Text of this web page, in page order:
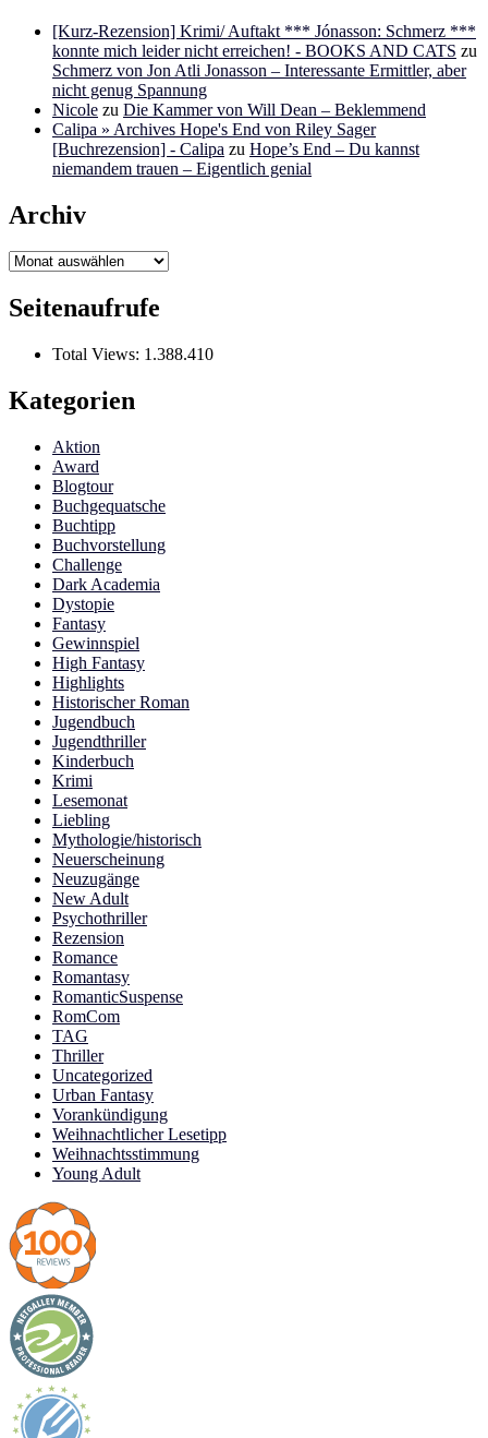
[Kurz-Rezension] Krimi/ Auftakt *** Jónasson: Schmerz ***
konnte mich leider nicht erreichen! - BOOKS AND CATS zu
Schmerz von Jon Atli Jonasson – Interessante Ermittler, aber
nicht genug Spannung
Nicole zu Die Kammer von Will Dean – Beklemmend
Calipa » Archives Hope's End von Riley Sager
[Buchrezension] - Calipa zu Hope’s End – Du kannst
niemandem trauen – Eigentlich genial
Archiv
Archiv
Seitenaufrufe
Total Views: 1.388.410
Kategorien
Aktion
Award
Blogtour
Buchgequatsche
Buchtipp
Buchvorstellung
Challenge
Dark Academia
Dystopie
Fantasy
Gewinnspiel
High Fantasy
Highlights
Historischer Roman
Jugendbuch
Jugendthriller
Kinderbuch
Krimi
Lesemonat
Liebling
Mythologie/historisch
Neuerscheinung
Neuzugänge
New Adult
Psychothriller
Rezension
Romance
Romantasy
RomanticSuspense
RomCom
TAG
Thriller
Uncategorized
Urban Fantasy
Vorankündigung
Weihnachtlicher Lesetipp
Weihnachtsstimmung
Young Adult